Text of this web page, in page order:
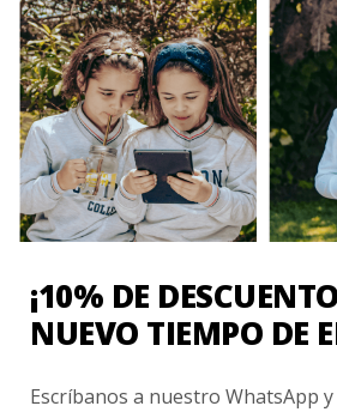
¿Cómo Comprar?
Cambios y Devoluciones
¿Cómo Medirme?
Conocenos
Nosotros
Inversionistas
¡10% DE DESCUENTO
NUEVO TIEMPO DE
Escríbanos a nuestro WhatsApp